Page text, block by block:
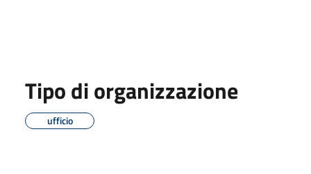
Tipo di organizzazione
ufficio